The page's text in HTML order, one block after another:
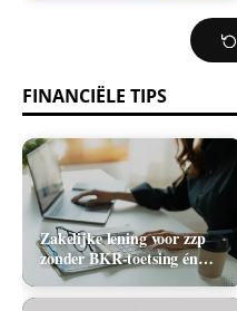
FINANCIËLE TIPS
Zakelijke lening voor zzp
zonder BKR-toetsing én
zonder jaarcijfers: kan het
in 2026?